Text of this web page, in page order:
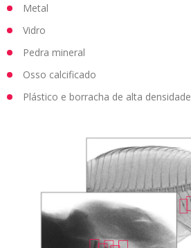
Metal
Vidro
Pedra mineral
Osso calcificado
Plástico e borracha de alta densidade